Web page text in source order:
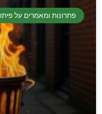
פתרונות ומאמרים על